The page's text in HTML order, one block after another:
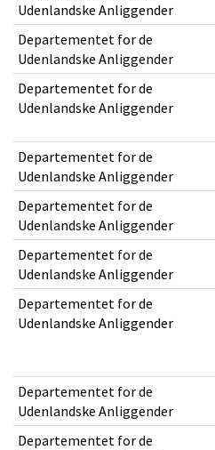
Udenlandske Anliggender
Departementet for de
Udenlandske Anliggender
Departementet for de
Udenlandske Anliggender
Departementet for de
Udenlandske Anliggender
Departementet for de
Udenlandske Anliggender
Departementet for de
Udenlandske Anliggender
Departementet for de
Udenlandske Anliggender
Departementet for de
Udenlandske Anliggender
Departementet for de